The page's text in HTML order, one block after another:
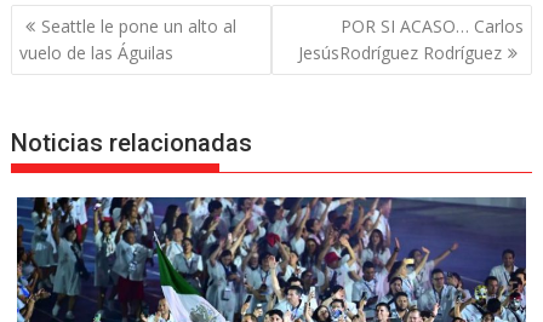
Navegación
de
entradas
Seattle le pone un alto al
vuelo de las Águilas
POR SI ACASO… Carlos
JesúsRodríguez Rodríguez
Noticias relacionadas